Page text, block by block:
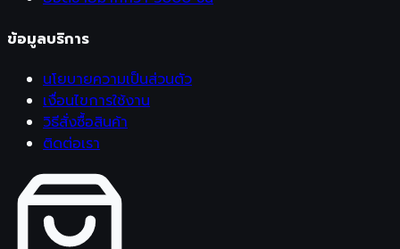
ข้อมูลบริการ
นโยบายความเป็นส่วนตัว
เงื่อนไขการใช้งาน
วิธีสั่งซื้อสินค้า
ติดต่อเรา